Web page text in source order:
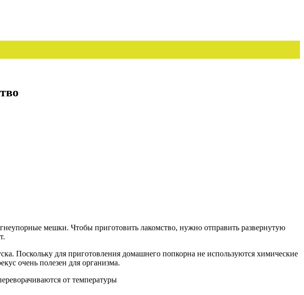
мешки. Чтобы приготовить лакомство, нужно отправить развернутую
Поскольку для приготовления домашнего попкорна не используются химические
очень полезен для организма.